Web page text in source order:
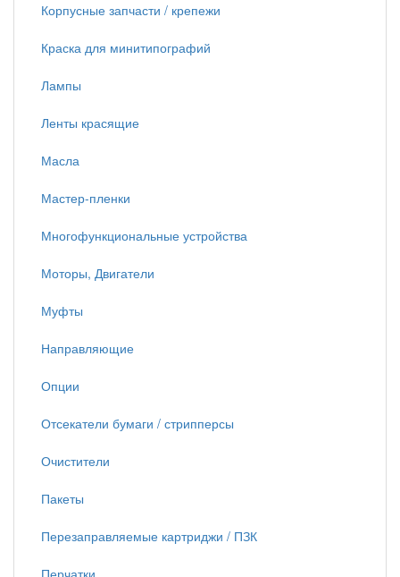
Корпусные запчасти / крепежи
Краска для минитипографий
Лампы
Ленты красящие
Масла
Мастер-пленки
Многофункциональные устройства
Моторы, Двигатели
Муфты
Направляющие
Опции
Отсекатели бумаги / стрипперсы
Очистители
Пакеты
Перезаправляемые картриджи / ПЗК